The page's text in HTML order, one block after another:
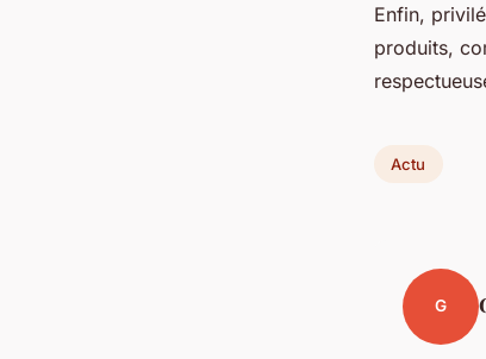
Enfin,
produits,
Actu
G